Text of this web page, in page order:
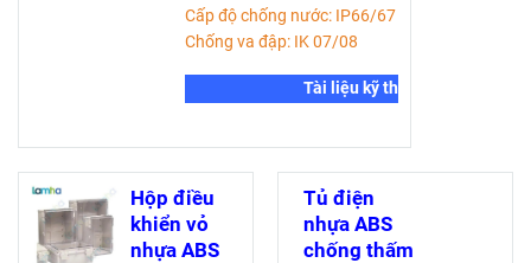
Cấp độ chống nước: IP66/67
Chống va đập: IK 07/08
Tài liệu kỹ thuật
Hộp điều
khiển vỏ
nhựa ABS
Tủ điện
nhựa ABS
chống thấm